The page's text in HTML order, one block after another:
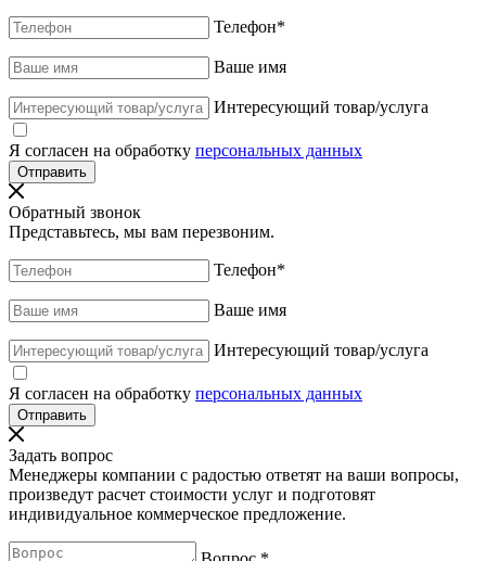
Телефон*
Ваше имя
Интересующий товар/услуга
Я согласен на обработку персональных данных
Обратный звонок
Представьтесь, мы вам перезвоним.
Телефон*
Ваше имя
Интересующий товар/услуга
Я согласен на обработку персональных данных
Задать вопрос
Менеджеры компании с радостью ответят на ваши вопросы,
произведут расчет стоимости услуг и подготовят
индивидуальное коммерческое предложение.